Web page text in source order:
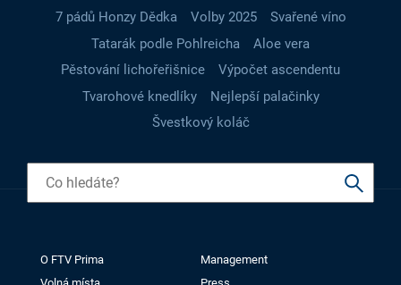
7 pádů Honzy Dědka
Volby 2025
Svařené víno
Tatarák podle Pohlreicha
Aloe vera
Pěstování lichořeřišnice
Výpočet ascendentu
Tvarohové knedlíky
Nejlepší palačinky
Švestkový koláč
O FTV Prima
Management